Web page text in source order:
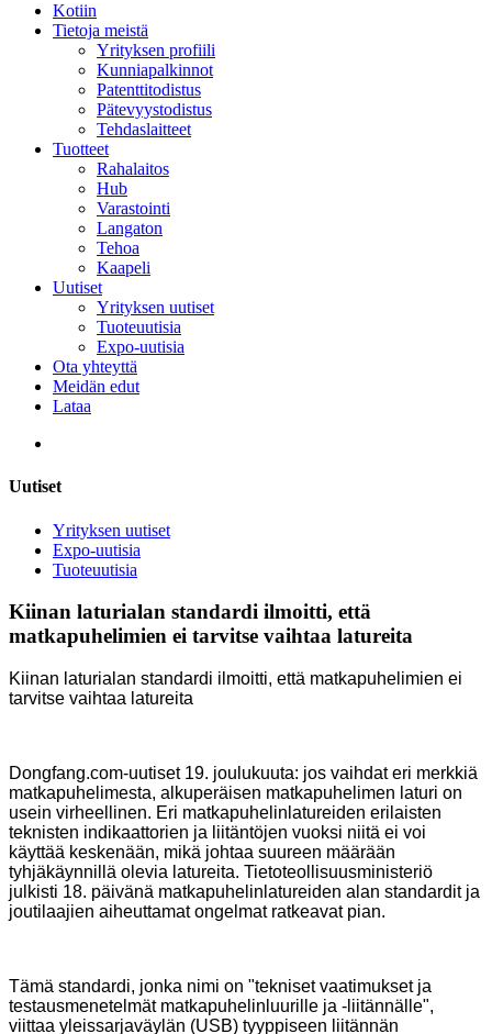
Kotiin
Tietoja meistä
Yrityksen profiili
Kunniapalkinnot
Patenttitodistus
Pätevyystodistus
Tehdaslaitteet
Tuotteet
Rahalaitos
Hub
Varastointi
Langaton
Tehoa
Kaapeli
Uutiset
Yrityksen uutiset
Tuoteuutisia
Expo-uutisia
Ota yhteyttä
Meidän edut
Lataa
Uutiset
Yrityksen uutiset
Expo-uutisia
Tuoteuutisia
Kiinan laturialan standardi ilmoitti, että
matkapuhelimien ei tarvitse vaihtaa latureita
Kiinan laturialan standardi ilmoitti, että matkapuhelimien ei
tarvitse vaihtaa latureita
Dongfang.com-uutiset 19. joulukuuta: jos vaihdat eri merkkiä
matkapuhelimesta, alkuperäisen matkapuhelimen laturi on
usein virheellinen. Eri matkapuhelinlatureiden erilaisten
teknisten indikaattorien ja liitäntöjen vuoksi niitä ei voi
käyttää keskenään, mikä johtaa suureen määrään
tyhjäkäynnillä olevia latureita. Tietoteollisuusministeriö
julkisti 18. päivänä matkapuhelinlatureiden alan standardit ja
joutilaajien aiheuttamat ongelmat ratkeavat pian.
Tämä standardi, jonka nimi on "tekniset vaatimukset ja
testausmenetelmät matkapuhelinluurille ja -liitännälle",
viittaa yleissarjaväylän (USB) tyyppiseen liitännän